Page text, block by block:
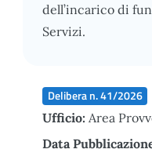
dell’incarico di
Servizi.
Delibera n. 41/2026
Ufficio: Area
Data